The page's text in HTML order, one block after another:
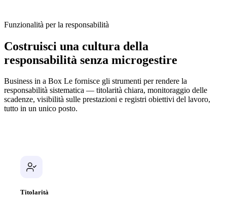
Funzionalità per la responsabilità
Costruisci una cultura della
responsabilità senza microgestire
Business in a Box Le fornisce gli strumenti per rendere la
responsabilità sistematica — titolarità chiara, monitoraggio delle
scadenze, visibilità sulle prestazioni e registri obiettivi del lavoro,
tutto in un unico posto.
Titolarità